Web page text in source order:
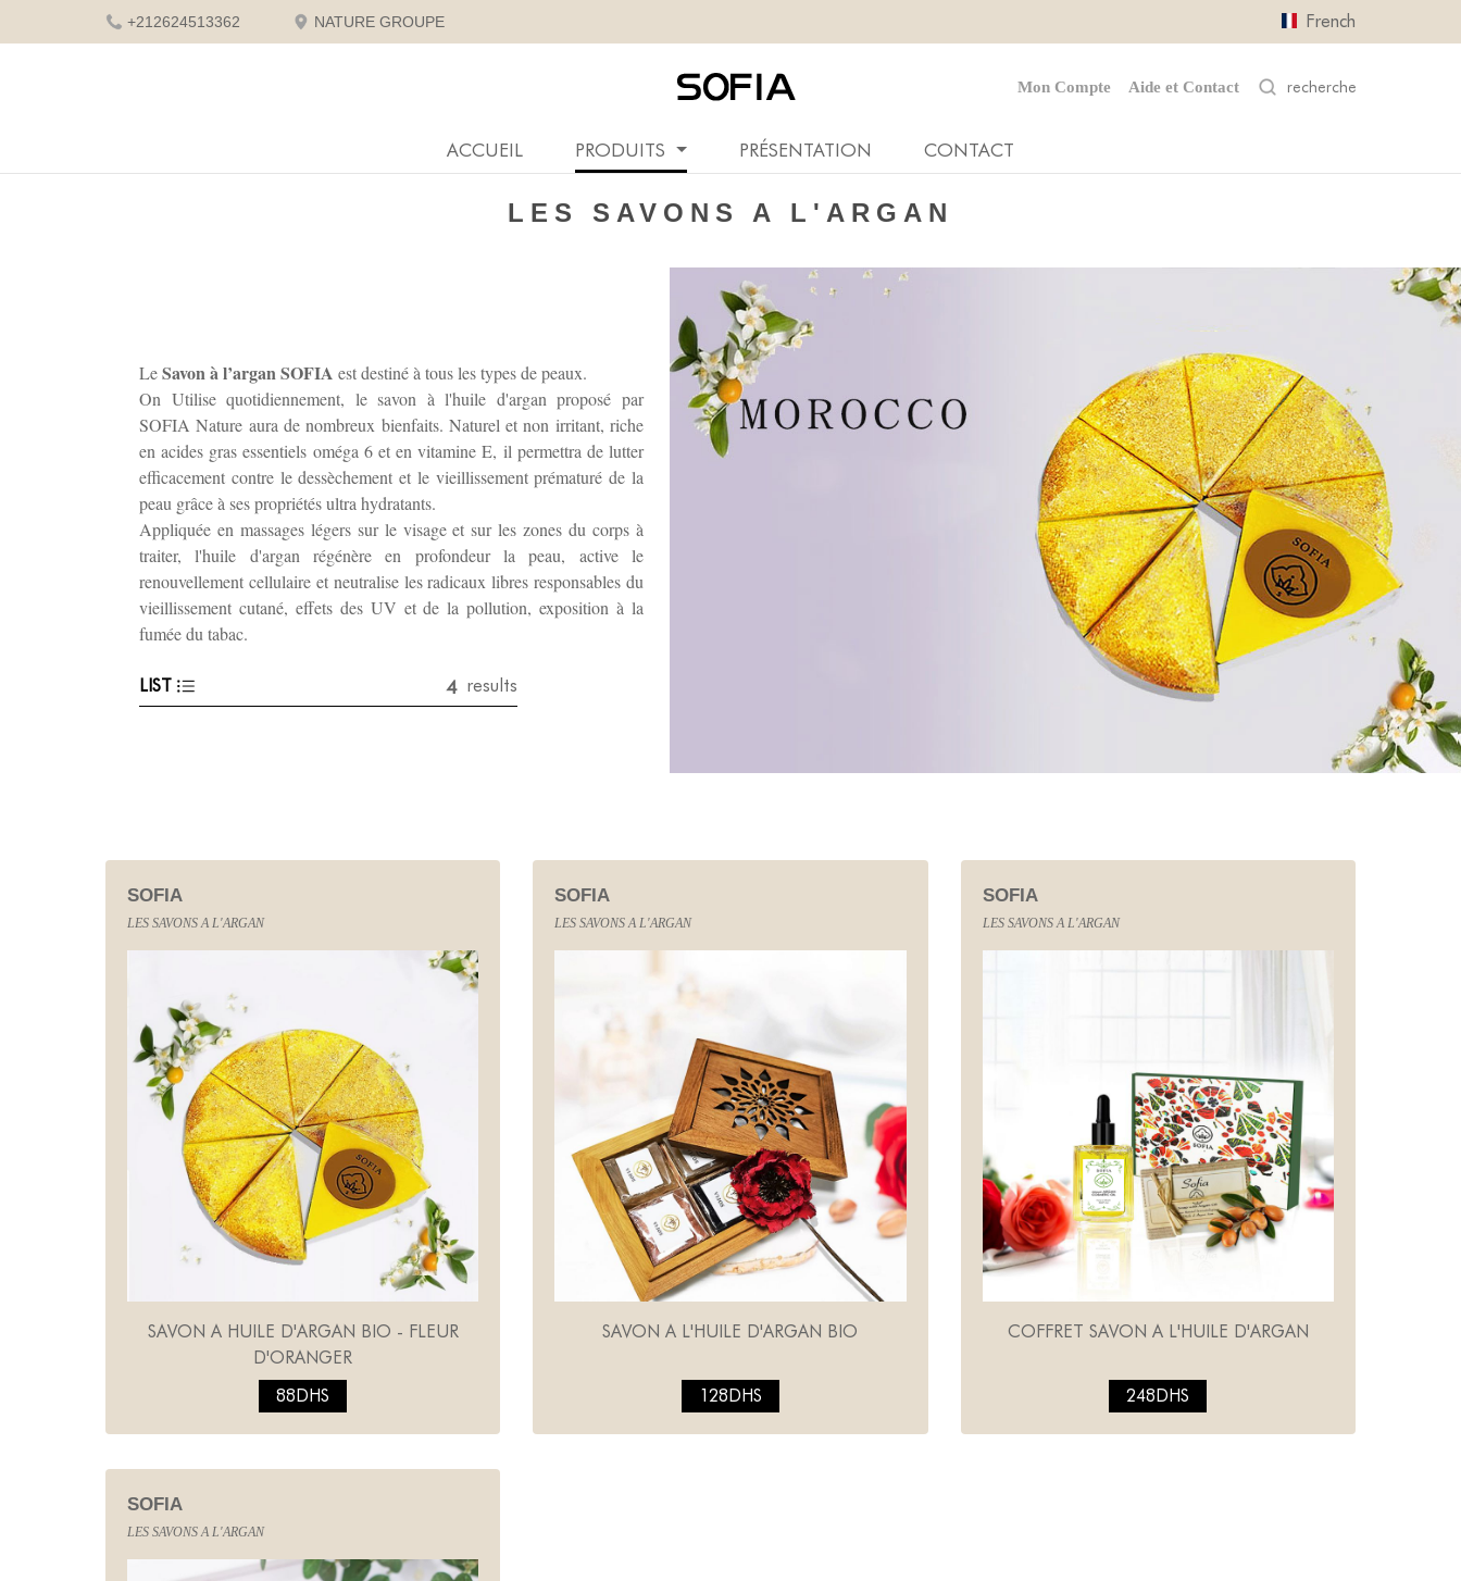
+212624513362 NATURE GROUPE French
Mon Compte Aide et Contact
ACCUEIL PRODUITS PRÉSENTATION CONTACT
LES SAVONS A L'ARGAN
LeSavon à l’argan SOFIA est destiné à tous les types de peaux.
On Utilise quotidiennement, le savon à l'huile d'argan proposé par
SOFIA Nature aura de nombreux bienfaits. Naturel et non irritant, riche
en acides gras essentiels oméga 6 et en vitamine E, il permettra de lutter
efficacement contre le dessèchement et le vieillissement prématuré de la
peau grâce à ses propriétés ultra hydratants.
Appliquée en massages légers sur le visage et sur les zones du corps à
traiter, l'huile d'argan régénère en profondeur la peau, active le
renouvellement cellulaire et neutralise les radicaux libres responsables du
vieillissement cutané, effets des UV et de la pollution, exposition à la
fumée du tabac.
LIST 4 results
SOFIA
LES SAVONS A L'ARGAN
SAVON A HUILE D'ARGAN BIO - FLEUR
D'ORANGER
88DHS
SOFIA
LES SAVONS A L'ARGAN
SAVON A L'HUILE D'ARGAN BIO
128DHS
SOFIA
LES SAVONS A L'ARGAN
COFFRET SAVON A L'HUILE D'ARGAN
248DHS
SOFIA
LES SAVONS A L'ARGAN